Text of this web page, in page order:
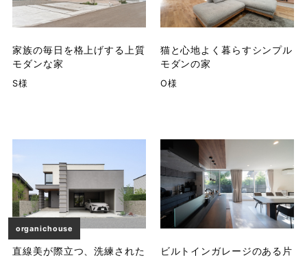
家族の毎日を格上げする上質
モダンな家
S様
猫と心地よく暮らすシンプル
モダンの家
O様
organichouse
直線美が際立つ、洗練された
ビルトインガレージのある片